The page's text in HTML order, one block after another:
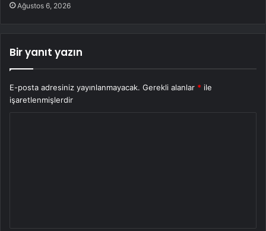
Ağustos 6, 2026
Bir yanıt yazın
E-posta adresiniz yayınlanmayacak. Gerekli alanlar * ile
işaretlenmişlerdir